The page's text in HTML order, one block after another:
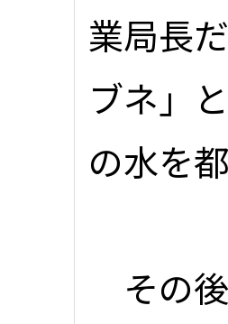
業局長
ブネ」
の水を
その